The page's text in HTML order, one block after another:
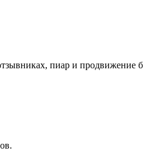
пиар и продвижение